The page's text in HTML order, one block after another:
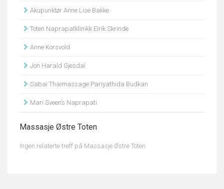
Akupunktør Anne Lise Bakke
Toten Naprapatklinikk Eirik Skrinde
Anne Korsvold
Jon Harald Gjesdal
Sabai Thaimassage Pariyathida Budkan
Mari Sveen’s Naprapati
Massasje Østre Toten
Ingen relaterte treff på Massasje Østre Toten